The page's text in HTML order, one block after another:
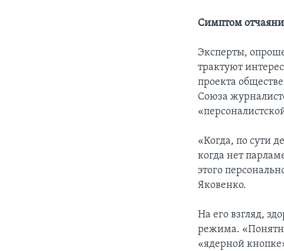
Симптом
Эксперты,
трактуют
проекта
Союза
«Когда, по сути
когда нет
этого
Яковенко.
На его взгляд,
режима.
«ядерной